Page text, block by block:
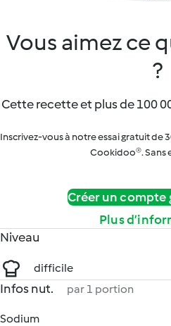
Vous aimez ce
?
Cette recette et plus de 100
Inscrivez-vous à notre essai gratuit de
Cookidoo®. Sans
Créer un
Plus
Niveau
difficile
Infos nut. par 1 portion
Sodium